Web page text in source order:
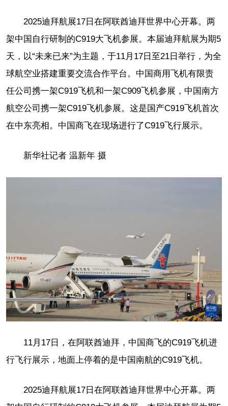
2025迪拜航展17日在阿联酋迪拜世界中心开幕。两
架中国自行研制的C919大飞机参展。本届迪拜航展为期5
天，以“未来已来”为主题，于11月17日至21日举行，为全
球航空业搭建重要交流合作平台。中国商用飞机有限责
任公司携一架C919飞机和一架C909飞机参展，中国南方
航空公司携一架C919飞机参展。这是国产C919飞机首次
在中东亮相。中国商飞在现场进行了C919飞行展示。
新华社记者 温新年 摄
11月17日，在阿联酋迪拜，中国商飞的C919飞机进
行飞行展示，地面上停着的是中国南航的C919飞机。
2025迪拜航展17日在阿联酋迪拜世界中心开幕。两